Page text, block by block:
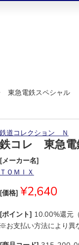
東急電鉄スペシャル
鉄道コレクション Ｎ
鉄コレ 東急電
[メーカー名]
ＴＯＭＩＸ
[価格] ¥2,640
[ポイント] 10.00%還元
※お支払い方法により異